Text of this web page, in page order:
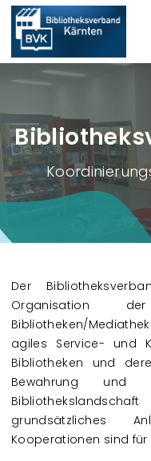
Der
Organisation
Bibliotheken/
agiles Service- und
Bibliotheken und
Bewahrung und
grundsätzliches
Kooperationen sind